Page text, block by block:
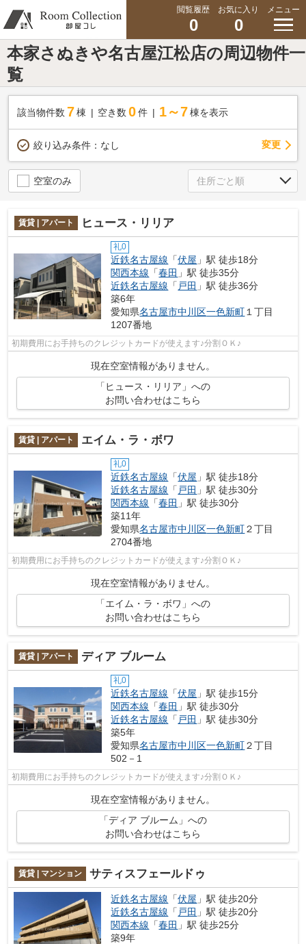
閲覧履歴
0
お気に入り
0
メニュー
本家さぬきや名古屋江松店の周辺物件一
覧
該当物件数 7棟 空き数 0 件 1～7 棟を表示
絞り込み条件： なし 変更
空室のみ
賃貸 | アパート ヒュース・リリア
礼0
近鉄名古屋線 「伏屋 」駅 徒歩18分
関西本線 「春田 」駅 徒歩35分
近鉄名古屋線 「 戸田 」駅 徒歩36分
築6年
愛知県名古屋市中川区一色新町 １丁目
1207番地
初期費用にお手持ちのクレジットカードが使えます♪分割ＯＫ♪
現在空室情報がありません。
「ヒュース・リリア」への
お問い合わせはこちら
賃貸 | アパート エイム・ラ・ボワ
礼0
近鉄名古屋線 「伏屋 」駅 徒歩18分
近鉄名古屋線 「 戸田 」駅 徒歩30分
関西本線 「春田 」駅 徒歩30分
築11年
愛知県名古屋市中川区一色新町２丁目
2704番地
初期費用にお手持ちのクレジットカードが使えます♪分割ＯＫ♪
現在空室情報がありません。
「エイム・ラ・ボワ」への
お問い合わせはこちら
賃貸 | アパート ディア ブルーム
礼0
近鉄名古屋線 「伏屋 」駅 徒歩15分
関西本線 「春田 」駅 徒歩30分
近鉄名古屋線 「 戸田 」駅 徒歩30分
築5年
愛知県名古屋市中川区一色新町２丁目
502－1
初期費用にお手持ちのクレジットカードが使えます♪分割ＯＫ♪
現在空室情報がありません。
「ディア ブルーム」への
お問い合わせはこちら
賃貸 | マンション サティスフェールドゥ
近鉄名古屋線 「伏屋 」駅 徒歩20分
近鉄名古屋線 「 戸田 」駅 徒歩20分
関西本線 「春田 」駅 徒歩25分
築9年